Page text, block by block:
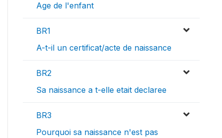
Age de l'enfant
BR1
A-t-il un certificat/acte de naissance
BR2
Sa naissance a t-elle etait declaree
BR3
Pourquoi sa naissance n'est pas